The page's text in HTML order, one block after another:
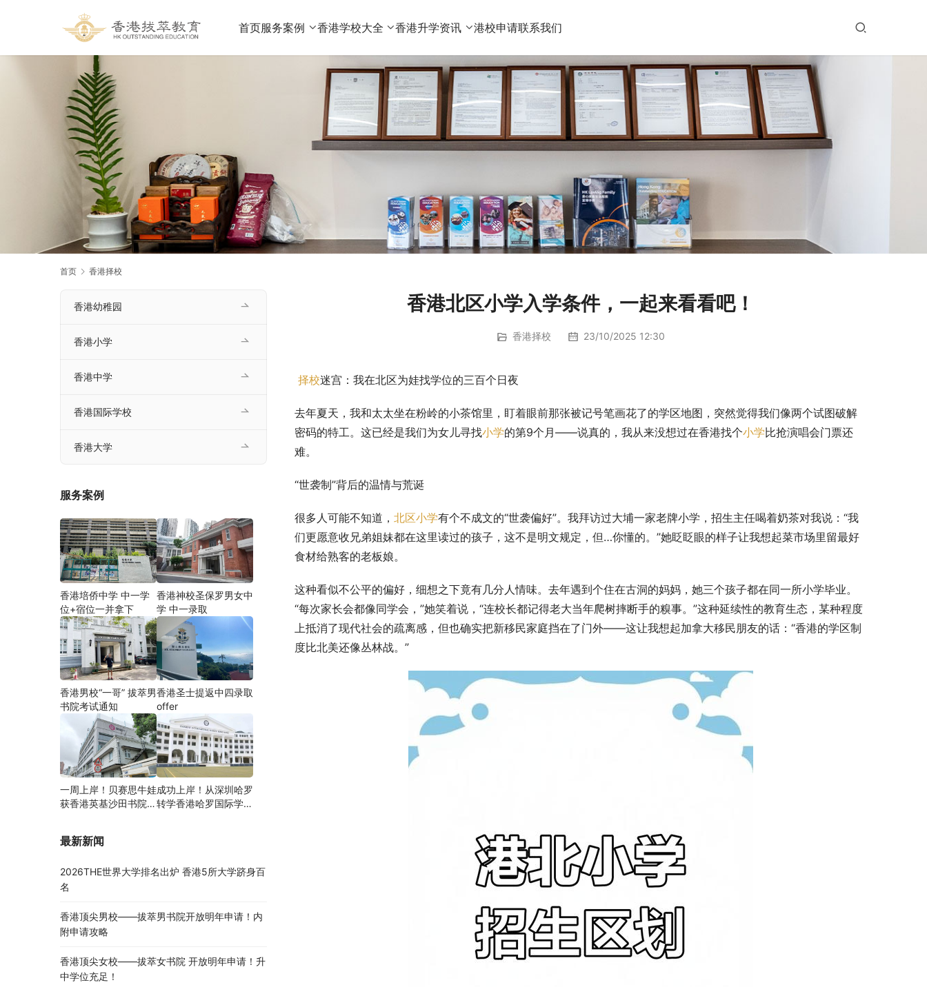
首页服务案例 香港学校大全 香港升学资讯 港校申请联系我们
首页 香港择校
香港北区小学入学条件，一起来看看吧！
香港择校 23/10/2025 12:30
择校迷宫：我在北区为娃找学位的三百个日夜
去年夏天，我和太太坐在粉岭的小茶馆里，盯着眼前那张被记号笔画花了的学区地图，突然觉得我们像两个试图破解
密码的特工。这已经是我们为女儿寻找小学的第9个月——说真的，我从来没想过在香港找个小学比抢演唱会门票还
难。
“世袭制”背后的温情与荒诞
很多人可能不知道， 北区小学有个不成文的“世袭偏好”。我拜访过大埔一家老牌小学，招生主任喝着奶茶对我说：“我
们更愿意收兄弟姐妹都在这里读过的孩子，这不是明文规定，但…你懂的。”她眨眨眼的样子让我想起菜市场里留最好
食材给熟客的老板娘。
这种看似不公平的偏好，细想之下竟有几分人情味。去年遇到个住在古洞的妈妈，她三个孩子都在同一所小学毕业。
“每次家长会都像同学会，”她笑着说，“连校长都记得老大当年爬树摔断手的糗事。”这种延续性的教育生态，某种程度
上抵消了现代社会的疏离感，但也确实把新移民家庭挡在了门外——这让我想起加拿大移民朋友的话：“香港的学区制
度比北美还像丛林战。”
香港幼稚园
香港小学
香港中学
香港国际学校
香港大学
服务案例
香港培侨中学 中一学
位+宿位一并拿下
香港神校圣保罗男女中
学 中一录取
香港男校“一哥” 拔萃男
书院考试通知
香港圣士提返中四录取
offer
一周上岸！贝赛思牛娃
获香港英基沙田书院录
成功上岸！从深圳哈罗
转学香港哈罗国际学
最新新闻
2026THE世界大学排名出炉 香港5所大学跻身百
名
香港顶尖男校——拔萃男书院开放明年申请！内
附申请攻略
香港顶尖女校——拔萃女书院 开放明年申请！升
中学位充足！